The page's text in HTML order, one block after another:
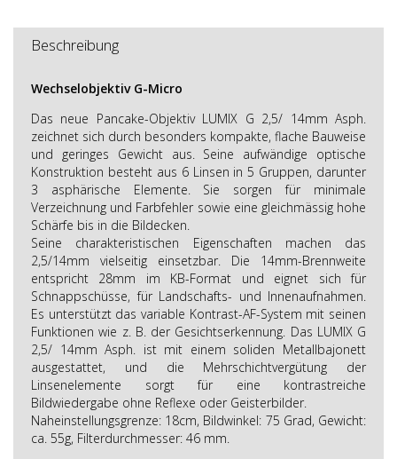
Beschreibung
Wechselobjektiv G-Micro
Das neue Pancake-Objektiv LUMIX G 2,5/ 14mm Asph.
zeichnet sich durch besonders kompakte, flache Bauweise
und geringes Gewicht aus. Seine aufwändige optische
Konstruktion besteht aus 6 Linsen in 5 Gruppen, darunter
3 asphärische Elemente. Sie sorgen für minimale
Verzeichnung und Farbfehler sowie eine gleichmässig hohe
Schärfe bis in die Bildecken.
Seine charakteristischen Eigenschaften machen das
2,5/14mm vielseitig einsetzbar. Die 14mm-Brennweite
entspricht 28mm im KB-Format und eignet sich für
Schnappschüsse, für Landschafts- und Innenaufnahmen.
Es unterstützt das variable Kontrast-AF-System mit seinen
Funktionen wie z. B. der Gesichtserkennung. Das LUMIX G
2,5/ 14mm Asph. ist mit einem soliden Metallbajonett
ausgestattet, und die Mehrschichtvergütung der
Linsenelemente sorgt für eine kontrastreiche
Bildwiedergabe ohne Reflexe oder Geisterbilder.
Naheinstellungsgrenze: 18cm, Bildwinkel: 75 Grad, Gewicht:
ca. 55g, Filterdurchmesser: 46 mm.